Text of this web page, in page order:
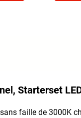
Starterset
faille de